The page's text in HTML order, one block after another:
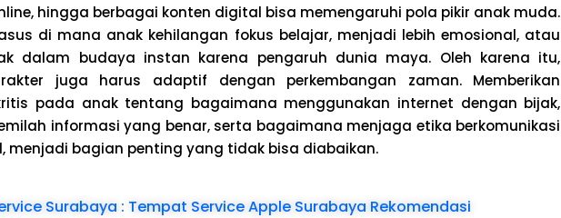
hingga berbagai konten digital bisa memengaruhi pola pikir anak muda.
di mana anak kehilangan fokus belajar, menjadi lebih emosional, atau
dalam budaya instan karena pengaruh dunia maya. Oleh karena itu,
juga harus adaptif dengan perkembangan zaman. Memberikan
pada anak tentang bagaimana menggunakan internet dengan bijak,
informasi yang benar, serta bagaimana menjaga etika berkomunikasi
menjadi bagian penting yang tidak bisa diabaikan.
Surabaya : Tempat Service Apple Surabaya Rekomendasi